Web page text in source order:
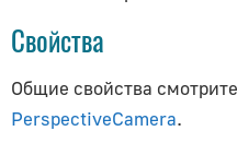
AnimationAction
AnimationClip
AnimationMixer
AnimationUtils
Свойства
Общие свойства
PerspectiveCamera.